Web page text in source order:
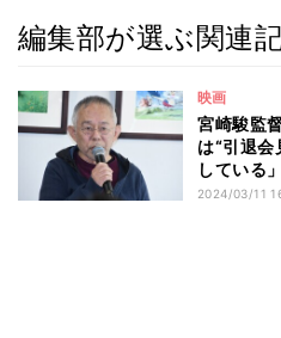
編集部が選ぶ関連
映画
宮崎駿監
は“引退
している」
2024/03/11